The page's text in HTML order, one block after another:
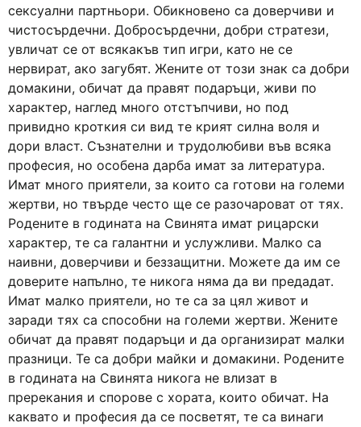
сексуални партньори. Обикновено са доверчиви и
чистосърдечни. Добросърдечни, добри стратези,
увличат се от всякакъв тип игри, като не се
нервират, ако загубят. Жените от този знак са добри
домакини, обичат да правят подаръци, живи по
характер, наглед много отстъпчиви, но под
привидно кроткия си вид те крият силна воля и
дори власт. Съзнателни и трудолюбиви във всяка
професия, но особена дарба имат за литература.
Имат много приятели, за които са готови на големи
жертви, но твърде често ще се разочароват от тях.
Родените в годината на Свинята имат рицарски
характер, те са галантни и услужливи. Малко са
наивни, доверчиви и беззащитни. Можете да им се
доверите напълно, те никога няма да ви предадат.
Имат малко приятели, но те са за цял живот и
заради тях са способни на големи жертви. Жените
обичат да правят подаръци и да организират малки
празници. Те са добри майки и домакини. Родените
в годината на Свинята никога не влизат в
пререкания и спорове с хората, които обичат. На
каквато и професия да се посветят, те са винаги